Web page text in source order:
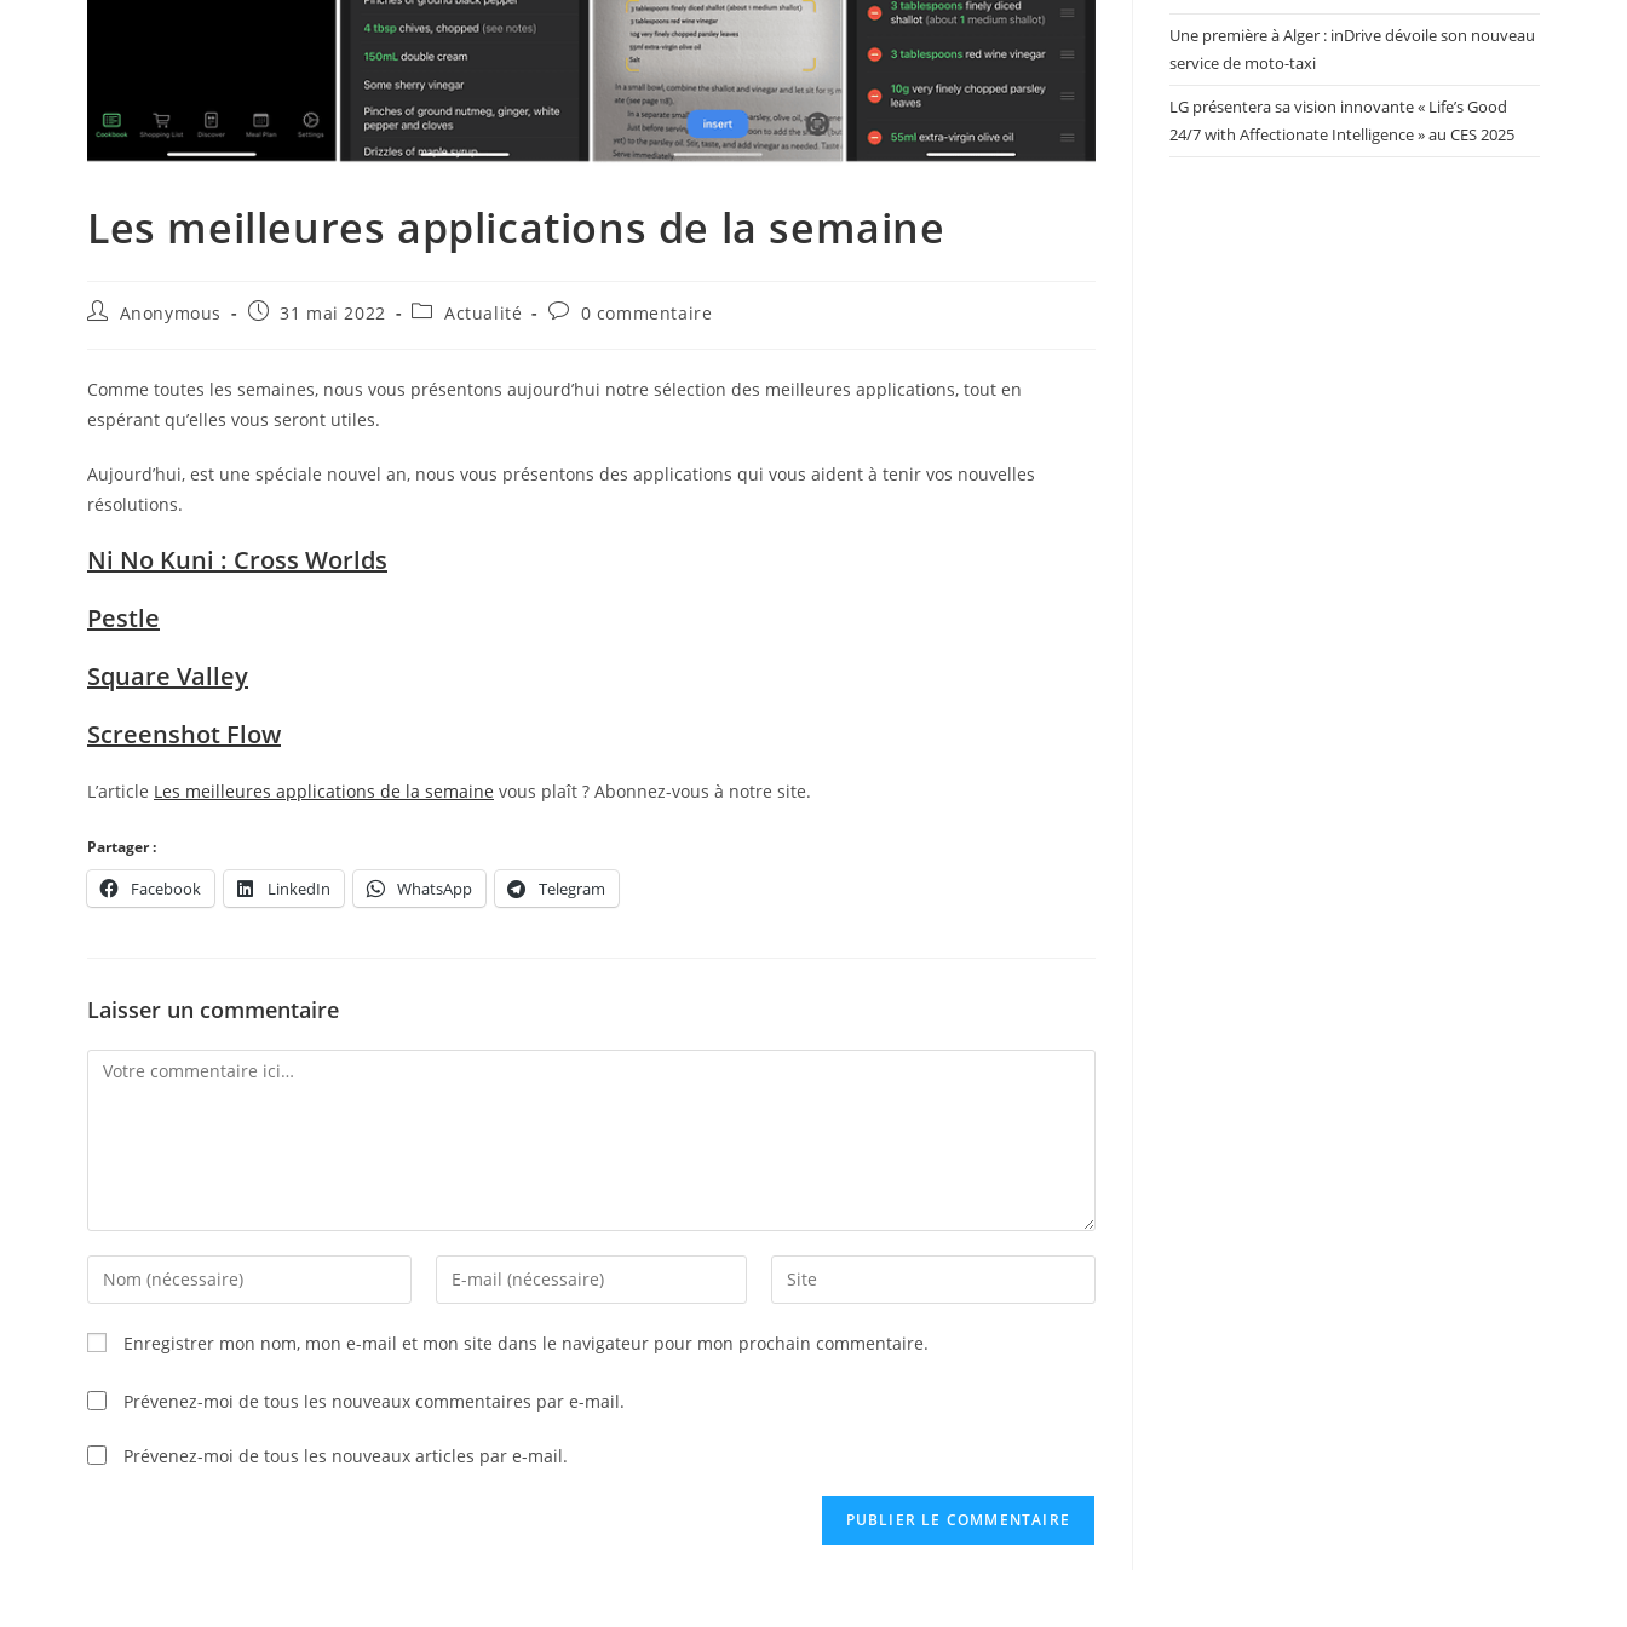
Les meilleures applications de la semaine
Auteur/autrice
publication :
Anonymous
Publication
31 mai 2022
PostActualité
Commentaires
publication :
0 commentaire
Comme toutes les semaines, nous vous présentons aujourd’hui notre sélection des meilleures applications, tout en
espérant qu’elles vous seront utiles.
Aujourd’hui, est une spéciale nouvel an, nous vous présentons des applications qui vous aident à tenir vos nouvelles
résolutions.
Ni No Kuni : Cross Worlds
Pestle
Square Valley
Screenshot Flow
L’article Les meilleures applications de la semaine vous plaît ? Abonnez-vous à notre site.
Partager :
Facebook LinkedIn WhatsApp Telegram
Laisser un commentaire
Comment
Enter
your
name
or
username
comment
Enter
your
Saisir
l’URL
Enregistrer mon nom, mon e-mail et mon site dans le navigateur pour mon prochain commentaire.
Prévenez-moi de tous les nouveaux commentaires par e-mail.
Prévenez-moi de tous les nouveaux articles par e-mail.
Une première à Alger : inDrive dévoile son nouveau
service de moto-taxi
LG présentera sa vision innovante « Life’s Good
24/7 with Affectionate Intelligence » au CES 2025